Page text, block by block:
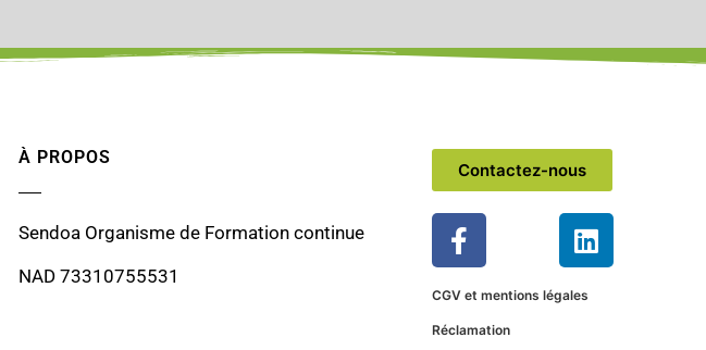
À PROPOS
Sendoa Organisme de Formation continue
NAD 73310755531
Contactez-nous
CGV et mentions légales
Réclamation